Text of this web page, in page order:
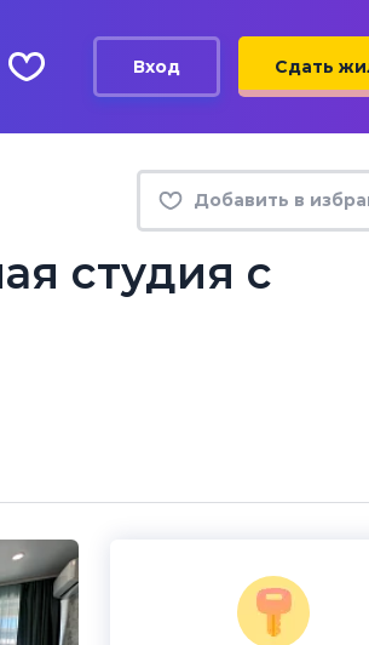
Вход Сдать
Добавить в
студия с